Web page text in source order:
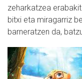
zeharkatzea
bitxi eta miragarriz
barneratzen da,